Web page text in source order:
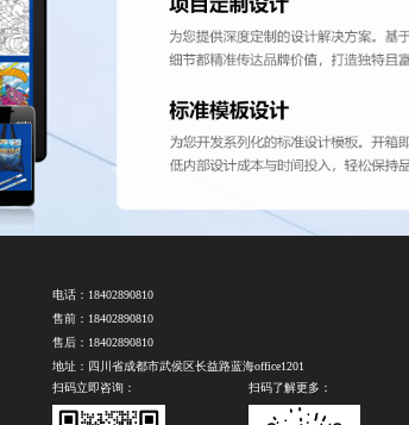
电话： 18402890810
售前： 18402890810
售后： 18402890810
地址：四川省成都市武侯区长益路蓝海office1201
扫码立即咨询：
扫码了解更多：